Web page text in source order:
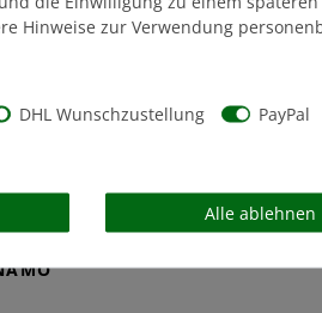
Hinweise zur Verwendung
DHL Wunschzustellung PayPal
Alle ablehnen